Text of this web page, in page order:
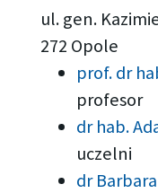
ul. gen.
272 Opole
prof. dr
profesor
dr hab.
uczelni
dr